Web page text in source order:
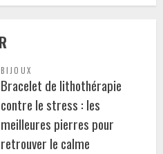
BIJOUX
Bracelet de lithothérapie
contre le stress : les
meilleures pierres pour
retrouver le calme